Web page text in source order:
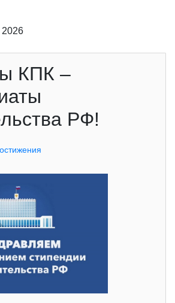
2026
КПК –
РФ!